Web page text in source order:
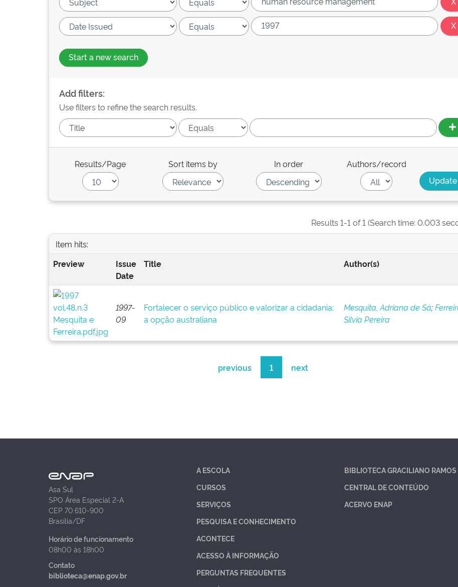
Start a new search
Add filters:
Use filters to refine the search results.
Results/Page Sort items by In order Authors/record
Results 1-1 of 1 (Search time: 0.003
Item hits:
Preview
Issue
Date
Title Author(s)
1997-
09
Fortalecer o serviço público e valorizar a cidadania:
a opção australiana
Mesquita, Adriana de Sá;
Silvia Pereira
previous 1 next
Asa Sul
SPO Área Especial 2-A
CEP 70.610-900
Brasília/DF
Horário de funcionamento
08h00 às 18h00
Contato
biblioteca@enap.gov.br
A ESCOLA
CURSOS
SERVIÇOS
PESQUISA E CONHECIMENTO
ACONTECE
ACESSO À INFORMAÇÃO
PERGUNTAS FREQUENTES
BIBLIOTECA GRACILIANO RAMOS
CENTRAL DE CONTEÚDO
ACERVO ENAP